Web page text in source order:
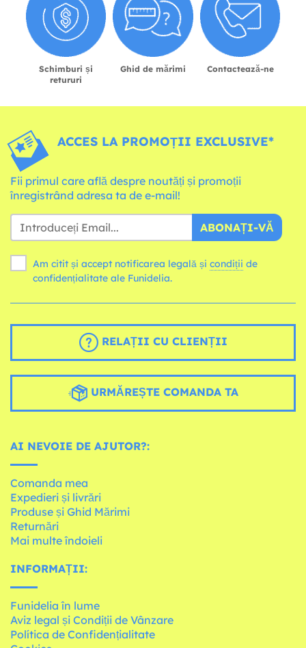
Schimburi și
retururi
Ghid de mărimi Contactează-ne
ACCES LA PROMOȚII EXCLUSIVE*
Fii primul care află despre noutăți și promoții
înregistrând adresa ta de e-mail!
ABONAȚI-VĂ
Am citit și accept notificarea legală și condiții
confidențialitate ale Funidelia.
RELAȚII CU CLIENȚII
URMĂREȘTE COMANDA TA
AI NEVOIE DE AJUTOR?:
Comanda mea
Expedieri și livrări
Produse și Ghid Mărimi
Returnări
Mai multe îndoieli
INFORMAȚII:
Funidelia în lume
Aviz legal și Condiții de Vânzare
Política de Confidențialitate